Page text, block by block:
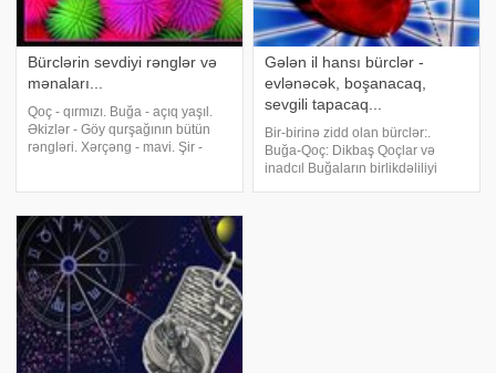
Bürclərin sevdiyi rənglər və
mənaları...
Qoç - qırmızı. Buğa - açıq yaşıl.
Əkizlər - Göy qurşağının bütün
rəngləri. Xərçəng - mavi. Şir -
rəngləri. Oğlaq - ağ
Gələn il hansı bürclər -
evlənəcək, boşanacaq,
sevgili tapacaq...
Bir-birinə zidd olan bürclər:.
Buğa-Qoç: Dikbaş Qoçlar və
inadcıl Buğaların birlikdəliliyi